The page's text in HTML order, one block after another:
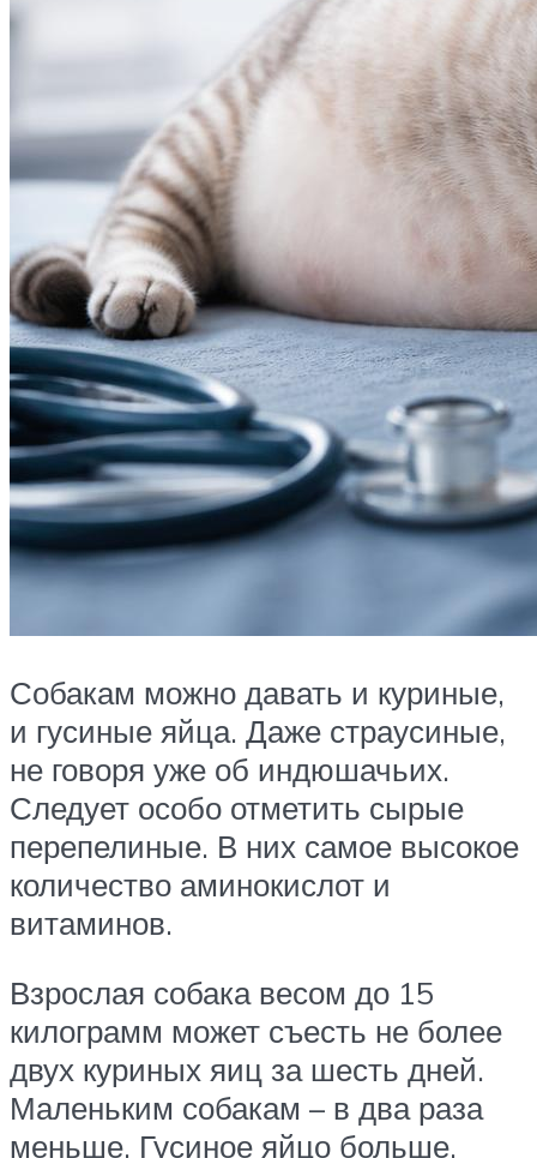
Собакам можно давать и куриные,
и гусиные яйца. Даже страусиные,
не говоря уже об индюшачьих.
Следует особо отметить сырые
перепелиные. В них самое высокое
количество аминокислот и
витаминов.
Взрослая собака весом до 15
килограмм может съесть не более
двух куриных яиц за шесть дней.
Маленьким собакам – в два раза
меньше. Гусиное яйцо больше,